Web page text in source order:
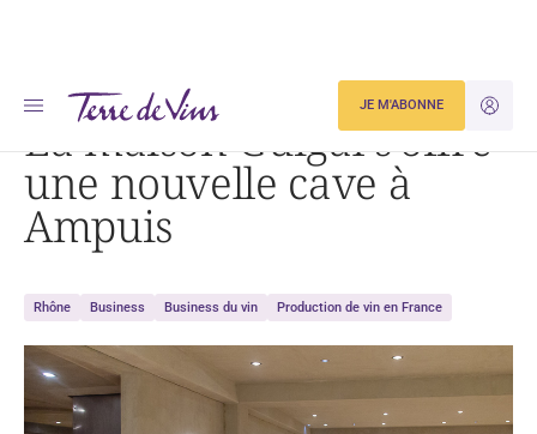
JE
JE M'ABONNE
Accueil La maison Guigal s’offre une nouvelle cave à Ampuis
La maison Guigal s’offre
une nouvelle cave à
Ampuis
Rhône Business Business du vin Production de vin en France